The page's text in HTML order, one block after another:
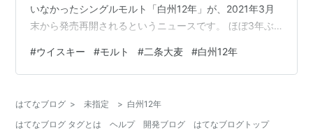
いなかったシングルモルト「白州12年」が、2021年3月
末から発売再開されるというニュースです。 ほぼ3年ぶ
ね。 今回は限定発売ということですが、中長期的に安定
供給できる見込みが立っているということですから、本
ね、12年もののウイスキーの原酒が一旦枯渇したような
印象でしたからね、3年で原酒が育つはずもなく、一抹の
#ウイスキー #モルト #二条大麦 #白州12年
はてなブログ > 未指定 > 白州12年
はてなブログ タグとは
ヘルプ 開発ブログ はてなブログトップ